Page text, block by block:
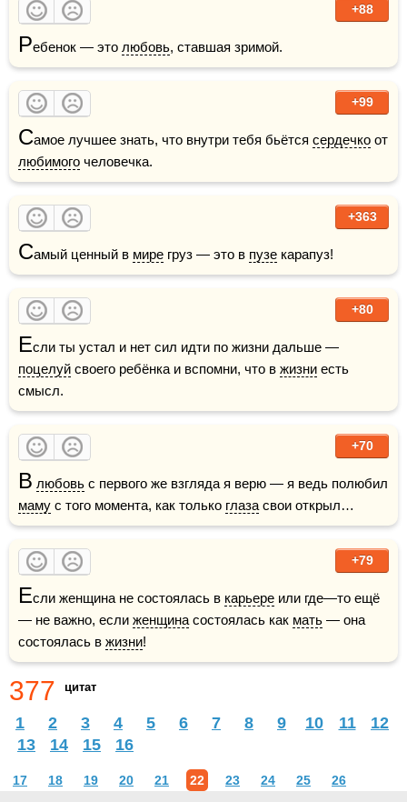
+88
Ребенок — это любовь, ставшая зримой.
+99
Самое лучшее знать, что внутри тебя бьётся сердечко
любимого человечка.
+363
Самый ценный в мире груз — это в пузе карапуз!
+80
Е
поцелуй своего ребёнка и вспомни, что в жизни есть
смысл.
+70
В любовь
маму с того момента, как только глаза свои открыл…
+79
Если женщина не состоялась в карьере или где—то ещё
— не важно, если женщина состоялась как мать — она
состоялась в жизни!
377 цитат
1 2 3 4 5 6 7 8 9 10 11
12
13
14 15 16
17 18 19 20 21 22 23 24 25 26